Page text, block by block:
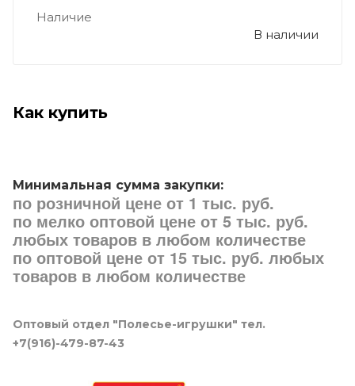
Наличие
В наличии
Как купить
Минимальная сумма закупки:
по розничной цене от 1 тыс. руб.
по мелко оптовой цене от 5 тыс. руб.
любых товаров в любом количестве
по оптовой цене от 15 тыс. руб. любых
товаров в любом количестве
Оптовый отдел "Полесье-игрушки" тел.
+7(916)-479-87-43